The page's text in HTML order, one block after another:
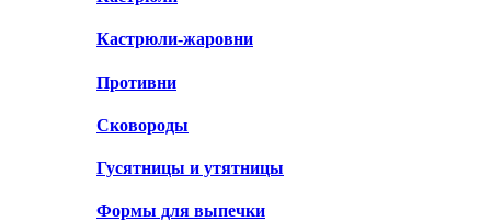
Кастрюли-жаровни
Противни
Сковороды
Гусятницы и утятницы
Формы для выпечки